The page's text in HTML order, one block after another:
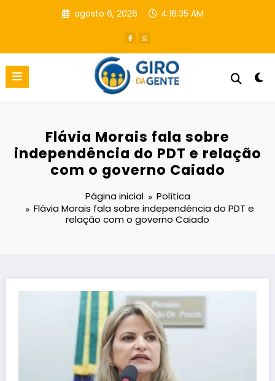
agosto 6, 2026 4:16:35 AM
Flávia Morais fala sobre
independência do PDT e relação
com o governo Caiado
Página inicial
Política
Flávia Morais fala sobre independência do PDT e
relação com o governo Caiado